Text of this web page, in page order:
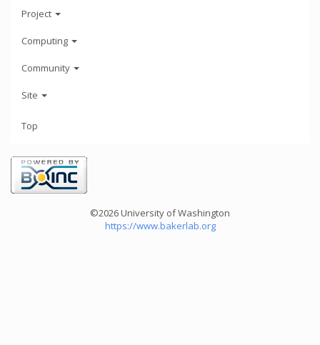
Project
Computing
Community
Site
Top
©2026 University of Washington
https://www.bakerlab.org